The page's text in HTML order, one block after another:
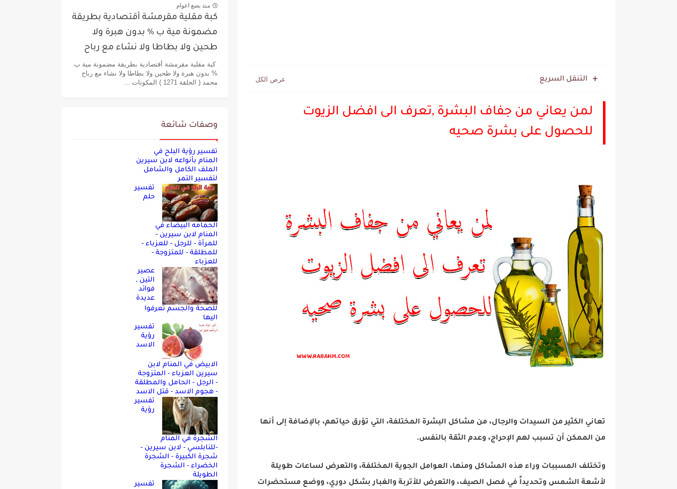
التنقل السريع
لمن يعاني من جفاف البشرة ,تعرف الى افضل الزيوت
للحصول على بشرة صحيه
تعاني الكثير من السيدات والرجال، من مشاكل البشرة المختلفة، التي تؤرق حياتهم، بالإضافة إلى أنها
من الممكن أن تسبب لهم الإحراج، وعدم الثقة بالنفس.
وتختلف المسببات وراء هذه المشاكل ومنها، العوامل الجوية المختلفة، والتعرض لساعات طويلة
لأشعة الشمس وتحديداً في فصل الصيف، والتعرض للأتربة والغبار بشكل دوري، ووضع مستحضرات
منذ بضع اعوام
كبة مقلية مقرمشة أقتصادية بطريقة
مضمونة مية ب % بدون هبرة ولا
طحين ولا بطاطا ولا نشاء مع رباح
محمد
كبة مقلية مقرمشة أقتصادية بطريقة مضمونة مية ب
% بدون هبرة ولا طحين ولا بطاطا ولا نشاء مع رباح
محمد ( الحلقة 1271 ) المكونات ...
وصفات شائعة
تفسير رؤية البلح في
المنام بأنواعه لابن سيرين
الملف الكامل والشامل
لتفسير التمر
تفسير
حلم
الحمامه البيضاء في
المنام لابن سيرين -
للمرأة - للرجل - للعزباء -
للمطلقة - للمتزوجة -
للعزباء
عصير
التين ,
فوائد
عديدة
للصحة والجسم تعرفوا
اليها
تفسير
رؤية
الاسد
الابيض في المنام لابن
سيرين العزباء - المتزوجة
- الرجل - الحامل والمطلقة
- هجوم الاسد - قتل الاسد
تفسير
رؤية
الشجرة في المنام
-للنابلسي - لابن سيرين -
شجرة الكبيرة - الشجرة
الخضراء - الشجرة
الطويلة
تفسير